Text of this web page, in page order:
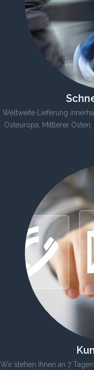
Weltweite Lieferung
Osteuropa, Mittlerer
Wir stehen Ihnen an 7